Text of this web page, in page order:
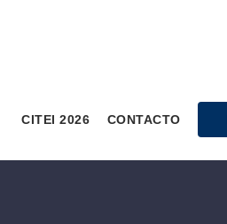
CITEI 2026 CONTACTO